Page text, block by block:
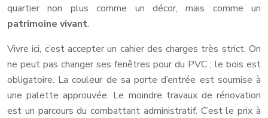
quartier non plus comme un décor, mais comme un
patrimoine vivant.
Vivre ici, c’est accepter un cahier des charges très strict. On
ne peut pas changer ses fenêtres pour du PVC ; le bois est
obligatoire. La couleur de sa porte d’entrée est soumise à
une palette approuvée. Le moindre travaux de rénovation
est un parcours du combattant administratif. C’est le prix à